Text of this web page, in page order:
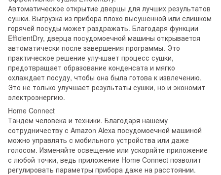
Автоматическое открытие дверцы для лучших результатов
сушки. Выгрузка из прибора плохо высушенной или слишком
горячей посуды может раздражать. Благодаря функции
EfficientDry, дверца посудомоечной машины открывается
автоматически после завершения программы. Это
практическое решение улучшает процесс сушки,
предотвращает образование конденсата и мягко
охлаждает посуду, чтобы она была готова к извлечению.
Это не только улучшает результаты сушки, но и экономит
электроэнергию.
Home Connect
Тандем человека и техники. Благодаря нашему
сотрудничеству с Amazon Alexa посудомоечной машиной
можно управлять с мобильного устройства или даже
голосом. Изменяйте освещение или ускоряйте приложение
с любой точки, ведь приложение Home Connect позволит
регулировать параметры прибора даже на расстоянии.